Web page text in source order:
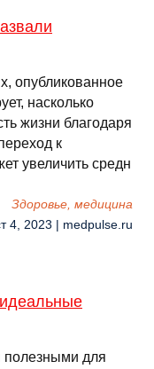
опубликованное
насколько
жизни благодаря
к
увеличить средн
Здоровье, медицина
4, 2023 | medpulse.ru
полезными для